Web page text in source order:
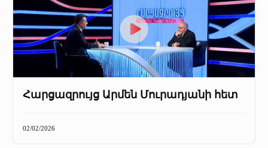
Հարցազրույց Արմեն Մուրադյանի հետ
02/02/2026